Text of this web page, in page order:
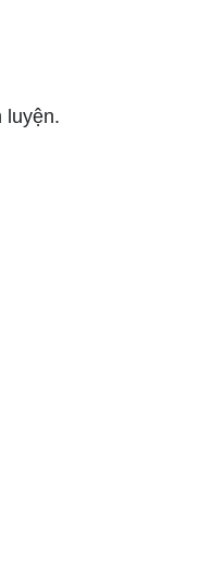
luyện.